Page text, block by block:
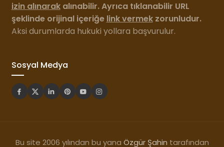
izin alınarakalınabilir. Ayrıca tıklanabilir URL
şeklinde orijinal içeriğe link vermekzorunludur.
Aksi durumlarda hukuki yollara başvurulur.
Sosyal Medya
Bu site 2006 yılından bu yana Özgür Şahin tarafından